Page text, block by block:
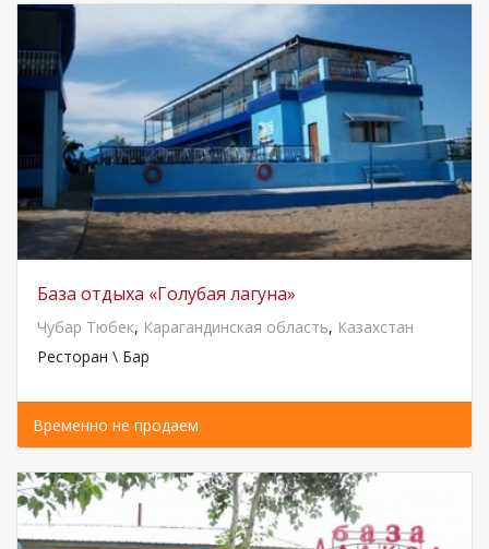
База отдыха «Голубая лагуна»
Чубар Тюбек, Карагандинская область, Казахстан
Ресторан \ Бар
Временно не продаем